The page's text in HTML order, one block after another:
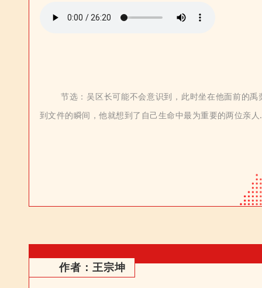
节选： 吴区长可能不会意识到，此时坐在他面前的
到文件的瞬间，他就想到了自己生命中最为重要的两位亲人
作者：王宗坤